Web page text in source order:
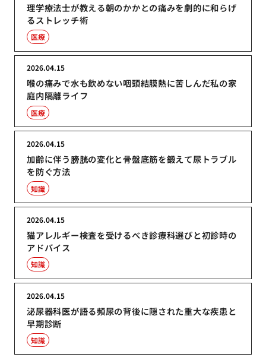
理学療法士が教える朝のかかとの痛みを劇的に和らげ
るストレッチ術
医療
喉の痛みで水も飲めない咽頭結膜熱に苦しんだ私の家
庭内隔離ライフ
2026.04.15
医療
加齢に伴う膀胱の変化と骨盤底筋を鍛えて尿トラブル
を防ぐ方法
2026.04.15
知識
猫アレルギー検査を受けるべき診療科選びと初診時の
アドバイス
2026.04.15
知識
泌尿器科医が語る頻尿の背後に隠された重大な疾患と
早期診断
2026.04.15
知識